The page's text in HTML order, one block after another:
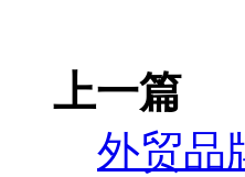
上一篇
外贸品